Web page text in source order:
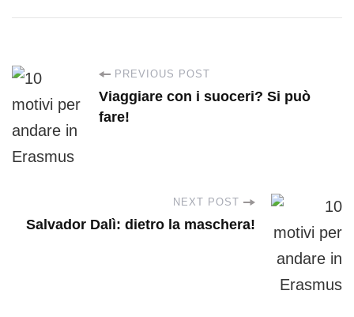
P
o
s
PREVIOUS POST
Viaggiare con i suoceri? Si può
fare!
NEXT POST
Salvador Dalì: dietro la maschera!